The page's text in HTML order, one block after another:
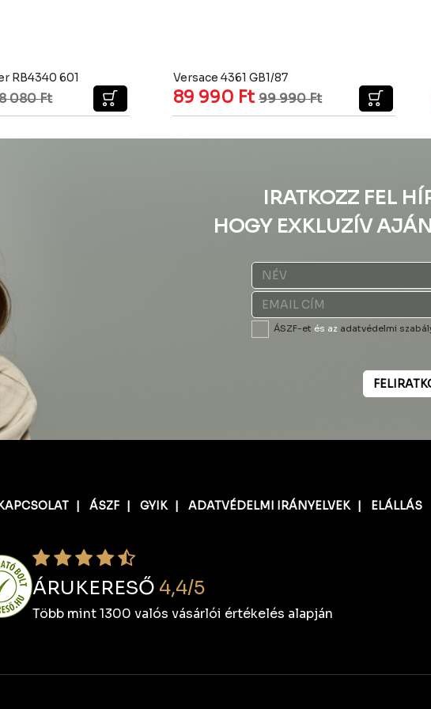
RB4340 601
080Ft
Versace 4361 GB1/87
89 990 Ft 99 990Ft
IRATKOZZ FEL
HOGY EXKLUZÍV
ÁSZF-et és az adatvédelmi
KAPCSOLAT ÁSZF GYIK| ADATVÉDELMI IRÁNYELVEK| ELÁLLÁS
ÁRUKERESŐ 4,4/5
Több mint 1300 valós vásárlói értékelés alapján